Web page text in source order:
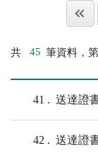
共 45 筆資料，第
41 送達證
42 送達證